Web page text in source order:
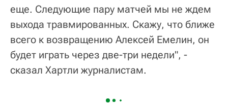
еще. Следующие пару матчей мы не ждем
выхода травмированных. Скажу, что ближе
всего к возвращению Алексей Емелин, он
будет играть через две-три недели", -
сказал Хартли журналистам.